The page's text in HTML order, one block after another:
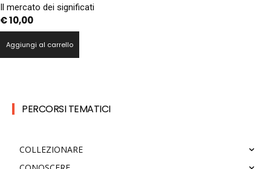
Il mercato dei significati
€10,00
Aggiungi al carrello
PERCORSI TEMATICI
COLLEZIONARE